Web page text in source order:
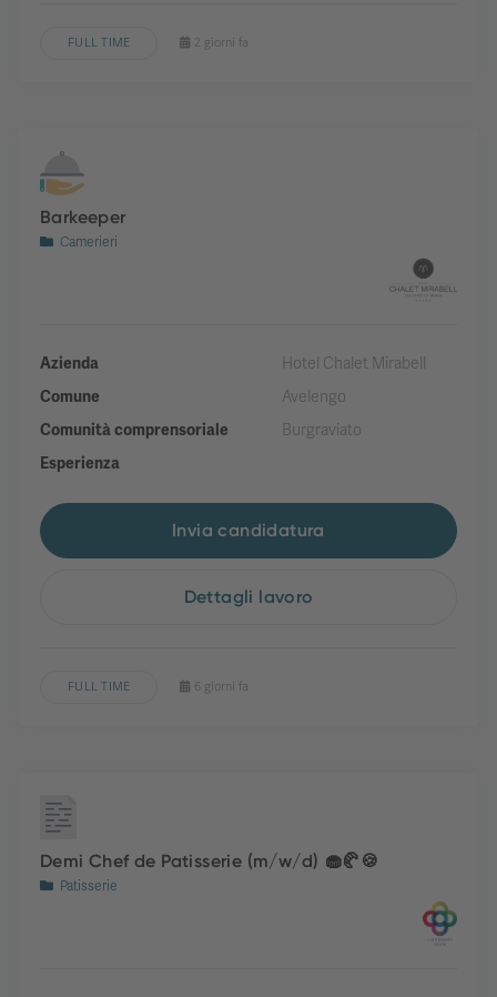
FULL TIME 2 giorni fa
Barkeeper
Camerieri
Azienda
Hotel Chalet Mirabell
Comune
Avelengo
Comunità comprensoriale
Burgraviato
Esperienza
Invia candidatura
Dettagli lavoro
FULL TIME 6 giorni fa
Demi Chef de Patisserie (m/w/d) 🧁🥐🍪
Patisserie